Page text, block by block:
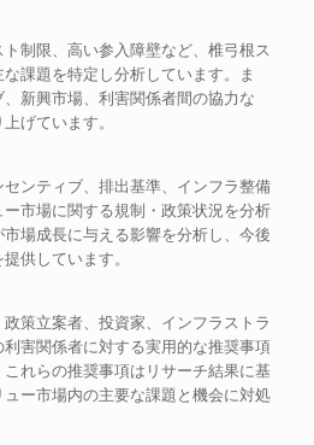
制限、高い参入障壁など、椎弓根ス
課題を特定し分析しています。ま
新興市場、利害関係者間の協力な
げています。
ンティブ、排出基準、インフラ整備
市場に関する規制・政策状況を分析
場成長に与える影響を分析し、今後
供しています。
策立案者、投資家、インフラストラ
害関係者に対する実用的な推奨事項
れらの推奨事項はリサーチ結果に基
ー市場内の主要な課題と機会に対処